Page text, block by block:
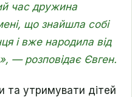
час дружина
що знайшла собі
і вже народила від
— розповідає Євген.
та утримувати дітей